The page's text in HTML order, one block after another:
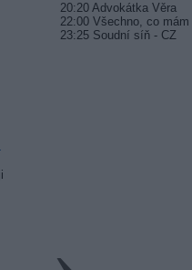
20:20 Advokátka Věra
22:00 Všechno, co mám
23:25 Soudní síň - CZ